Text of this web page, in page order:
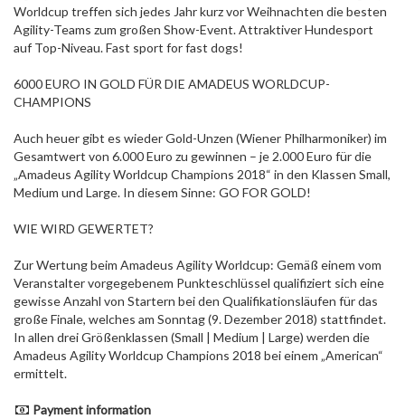
Worldcup treffen sich jedes Jahr kurz vor Weihnachten die besten
Agility-Teams zum großen Show-Event. Attraktiver Hundesport
auf Top-Niveau. Fast sport for fast dogs!
6000 EURO IN GOLD FÜR DIE AMADEUS WORLDCUP-
CHAMPIONS
Auch heuer gibt es wieder Gold-Unzen (Wiener Philharmoniker) im
Gesamtwert von 6.000 Euro zu gewinnen – je 2.000 Euro für die
„Amadeus Agility Worldcup Champions 2018“ in den Klassen Small,
Medium und Large. In diesem Sinne: GO FOR GOLD!
WIE WIRD GEWERTET?
Zur Wertung beim Amadeus Agility Worldcup: Gemäß einem vom
Veranstalter vorgegebenem Punkteschlüssel qualifiziert sich eine
gewisse Anzahl von Startern bei den Qualifikationsläufen für das
große Finale, welches am Sonntag (9. Dezember 2018) stattfindet.
In allen drei Größenklassen (Small | Medium | Large) werden die
Amadeus Agility Worldcup Champions 2018 bei einem „American“
ermittelt.
Payment information